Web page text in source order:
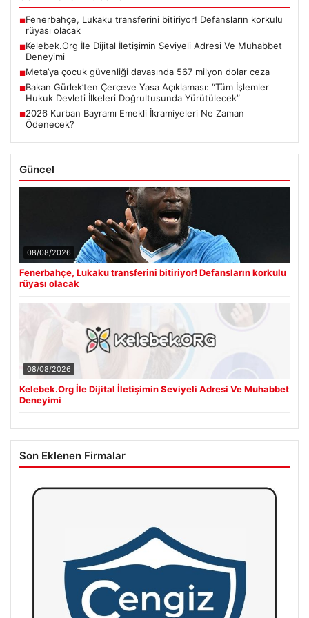
■Fenerbahçe, Lukaku transferini bitiriyor! Defansların korkulu
rüyası olacak
■Kelebek.Org İle Dijital İletişimin Seviyeli Adresi Ve Muhabbet
Deneyimi
■Meta’ya çocuk güvenliği davasında 567 milyon dolar ceza
■Bakan Gürlek’ten Çerçeve Yasa Açıklaması: “Tüm İşlemler
Hukuk Devleti İlkeleri Doğrultusunda Yürütülecek”
■2026 Kurban Bayramı Emekli İkramiyeleri Ne Zaman
Ödenecek?
Güncel
08/08/2026
Fenerbahçe, Lukaku transferini bitiriyor! Defansların korkulu
rüyası olacak
08/08/2026
Kelebek.Org İle Dijital İletişimin Seviyeli Adresi Ve Muhabbet
Deneyimi
Son Eklenen Firmalar